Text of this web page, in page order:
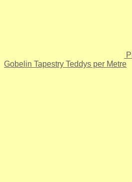
Gobelin Tapestry Teddys per Metre